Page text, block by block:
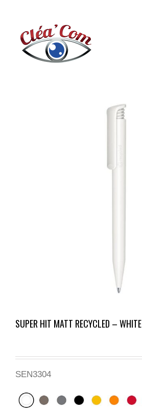
SUPER HIT MATT RECYCLED – WHITE
SEN3304